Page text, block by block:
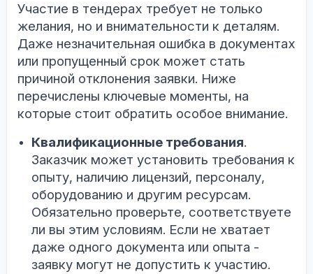
Участие в тендерах требует не только
желания, но и внимательности к деталям.
Даже незначительная ошибка в документах
или пропущенный срок может стать
причиной отклонения заявки. Ниже
перечислены ключевые моменты, на
которые стоит обратить особое внимание.
Квалификационные требования.
Заказчик может установить требования к
опыту, наличию лицензий, персоналу,
оборудованию и другим ресурсам.
Обязательно проверьте, соответствуете
ли вы этим условиям. Если не хватает
даже одного документа или опыта -
заявку могут не допустить к участию.